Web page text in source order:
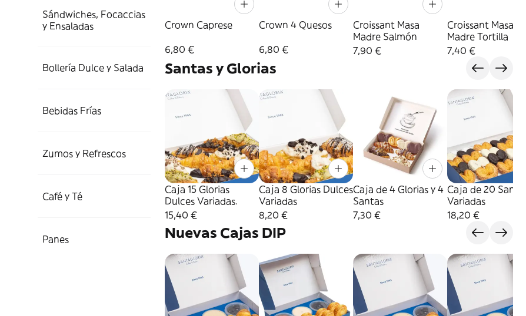
Sándwiches, Focaccias
y Ensaladas
Bollería Dulce y Salada
Bebidas Frías
Zumos y Refrescos
Café y Té
Panes
Crown Caprese
6,80 €
Crown 4 Quesos
6,80 €
Croissant Masa
Madre Salmón
7,90 €
Croissant Masa
Madre Tortilla
7,40 €
Santas y Glorias
Caja 15 Glorias
Dulces Variadas.
15,40 €
Caja 8 Glorias Dulces
Variadas
8,20 €
Caja de 4 Glorias y 4
Santas
7,30 €
Caja de 20 Santas
Variadas
18,20 €
Nuevas Cajas DIP